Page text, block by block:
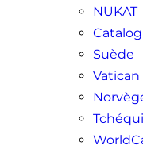
NUKAT
Suède
Vatican